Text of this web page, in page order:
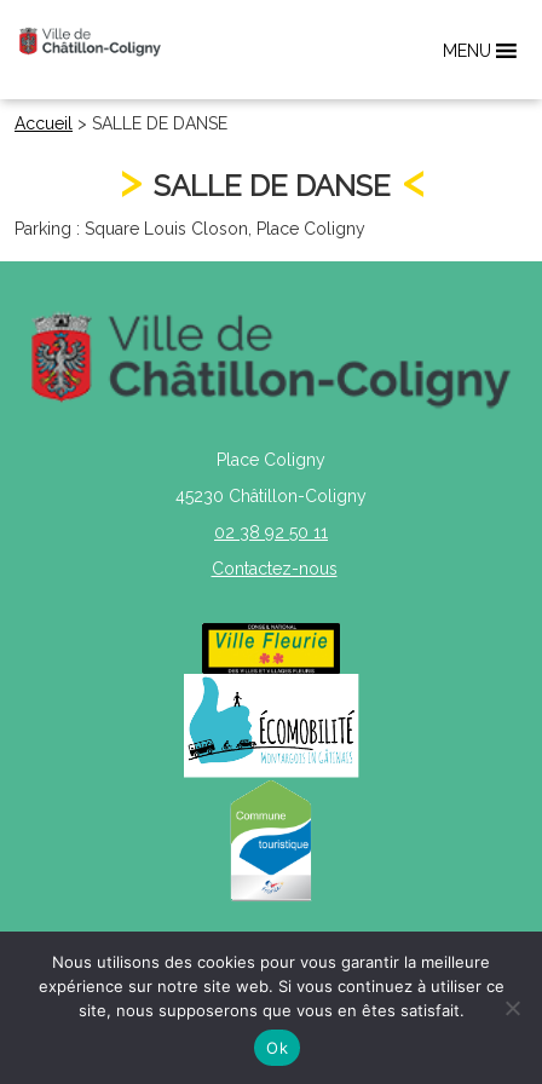
MENU
Accueil > SALLE DE DANSE
SALLE DE DANSE
Parking : Square Louis Closon, Place Coligny
Place Coligny
45230 Châtillon-Coligny
02 38 92 50 11
Contactez-nous
Nous utilisons des cookies pour vous garantir la meilleure
expérience sur notre site web. Si vous continuez à utiliser ce
site, nous supposerons que vous en êtes satisfait.
Ok